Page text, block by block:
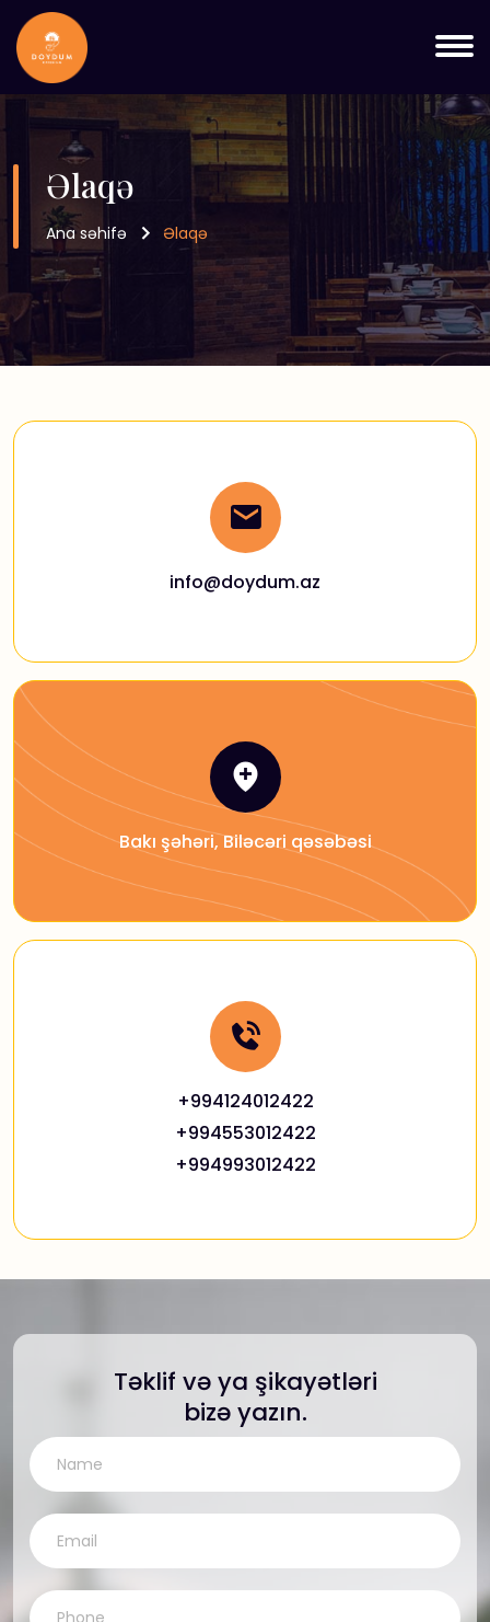
Əlaqə
Ana səhifə Əlaqə
info@doydum.az
Bakı şəhəri, Biləcəri qəsəbəsi
+994124012422
+994553012422
+994993012422
Təklif və ya şikayətləri
bizə yazın.